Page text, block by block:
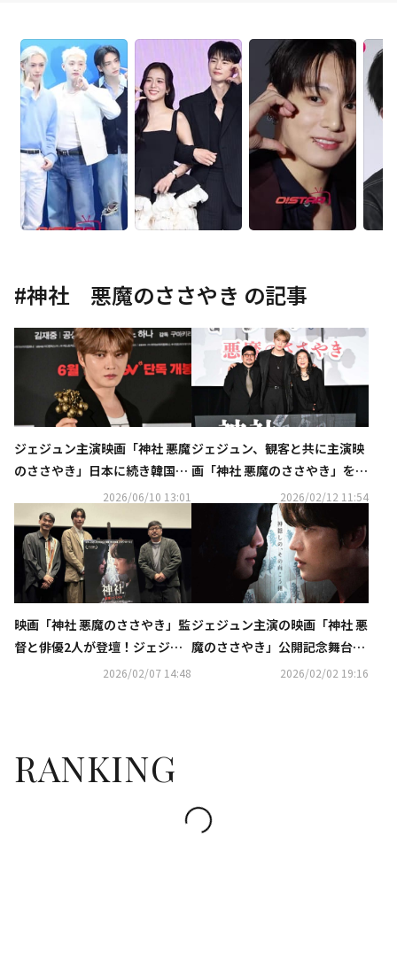
#神社 悪魔のささやき の記事
ジェジュン主演映画「神社 悪魔
のささやき」日本に続き韓国で
公開へ“初めて演技するような
気持ちで臨んだ”
2026/06/10 13:01
ジェジュン、観客と共に主演映
画「神社 悪魔のささやき」をお
忍び鑑賞！“手に入れたい能
力”も明らかに
2026/02/12 11:54
映画「神社 悪魔のささやき」監
督と俳優2人が登壇！ジェジュ
ンらとの仲良しエピソードや神
2026/02/07 14:48
ジェジュン主演の映画「神社 悪
魔のささやき」公開記念舞台挨
拶付き上映開催へ！監督ら3人
2026/02/02 19:16
RANKING